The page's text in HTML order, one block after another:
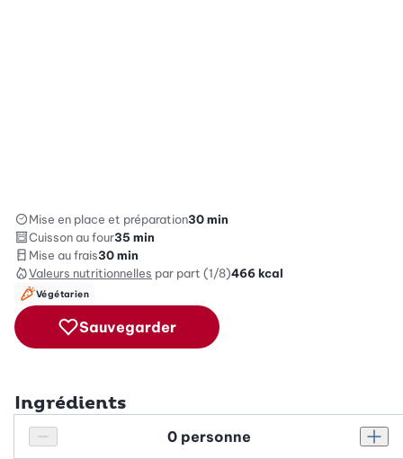
Mise en place et préparation30 min
Cuisson au four35 min
Mise au frais30 min
Valeurs nutritionnelles par part (1/8)466kcal
Végétarien
Sauvegarder
Ingrédients
Réduire le nombre de personnes
Personnes